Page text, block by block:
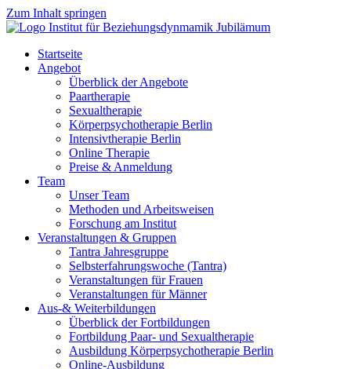
Zum Inhalt springen
Startseite
Angebot
Überblick der Angebote
Paartherapie
Sexualtherapie
Körperpsychotherapie Berlin
Intensivtherapie Berlin
Online Therapie
Preise & Anmeldung
Team
Unser Team
Methoden und Arbeitsweisen
Forschung am Institut
Veranstaltungen & Gruppen
Tantra Jahresgruppe
Selbsterfahrungswoche (Tantra)
Veranstaltungen für Frauen
Veranstaltungen für Männer
Aus-& Weiterbildungen
Überblick der Fortbildungen
Fortbildung Paar- und Sexualtherapie
Ausbildung Körperpsychotherapie Berlin
Online-Ausbildung